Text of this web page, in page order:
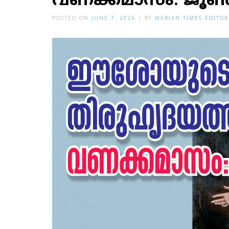
POSTED ON JUNE 7, 2026 BY MARIAN TIMES EDITOR